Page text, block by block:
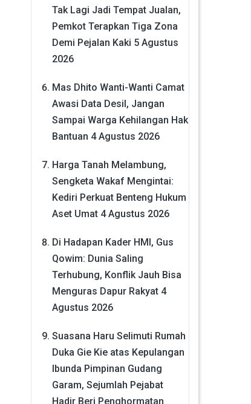
Tak Lagi Jadi Tempat Jualan,
Pemkot Terapkan Tiga Zona
Demi Pejalan Kaki 5 Agustus
2026
Mas Dhito Wanti-Wanti Camat
Awasi Data Desil, Jangan
Sampai Warga Kehilangan Hak
Bantuan 4 Agustus 2026
Harga Tanah Melambung,
Sengketa Wakaf Mengintai:
Kediri Perkuat Benteng Hukum
Aset Umat 4 Agustus 2026
Di Hadapan Kader HMI, Gus
Qowim: Dunia Saling
Terhubung, Konflik Jauh Bisa
Menguras Dapur Rakyat 4
Agustus 2026
Suasana Haru Selimuti Rumah
Duka Gie Kie atas Kepulangan
Ibunda Pimpinan Gudang
Garam, Sejumlah Pejabat
Hadir Beri Penghormatan